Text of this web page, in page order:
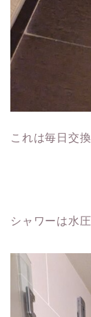
これは毎日交
シャワーは水